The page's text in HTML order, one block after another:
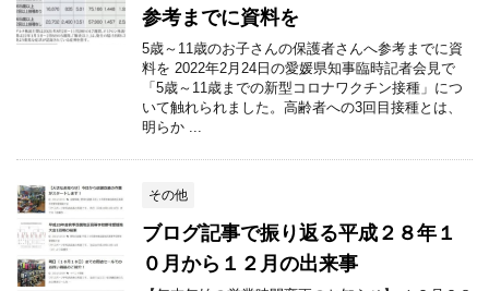
参考までに資料を
5歳～11歳のお子さんの保護者さんへ参考までに資
料を 2022年2月24日の愛媛県知事臨時記者会見で
「5歳～11歳までの新型コロナワクチン接種」につ
いて触れられました。高齢者への3回目接種とは、
明らか ...
その他
ブログ記事で振り返る平成２８年１
０月から１２月の出来事